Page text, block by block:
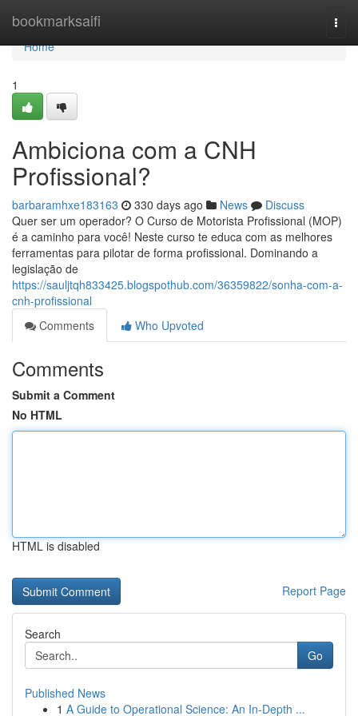
bookmarksaifi
Home
Home
1
Ambiciona com a CNH
Profissional?
barbaramhxe183163 330 days ago News
Discuss
Quer ser um operador? O Curso de Motorista Profissional (MOP)
é a caminho para você! Neste curso te educa com as melhores
ferramentas para pilotar de forma profissional. Dominando a
legislação de
https://sauljtqh833425.blogspothub.com/36359822/sonha-com-a-
cnh-profissional
Comments
Who Upvoted
Comments
Submit a Comment
No HTML
HTML is disabled
Report Page
Search
Go
Published News
1 A Guide to Operational Science: An In-Depth ...